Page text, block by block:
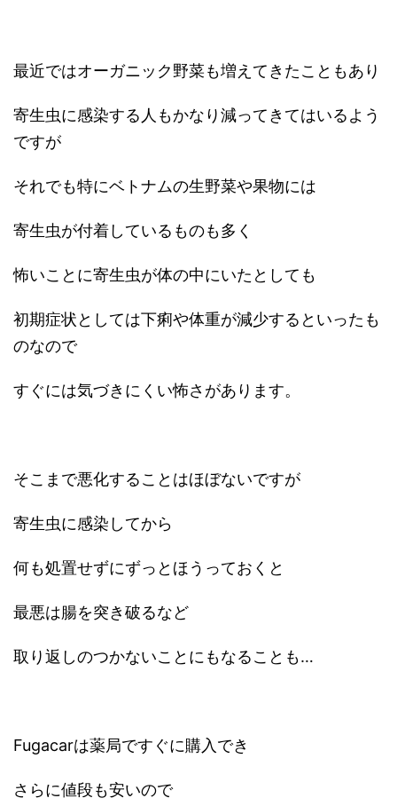
最近ではオーガニック野菜も増えてきたこともあり
寄生虫に感染する人もかなり減ってきてはいるよう
ですが
それでも特にベトナムの生野菜や果物には
寄生虫が付着しているものも多く
怖いことに寄生虫が体の中にいたとしても
初期症状としては下痢や体重が減少するといったも
のなので
すぐには気づきにくい怖さがあります。
そこまで悪化することはほぼないですが
寄生虫に感染してから
何も処置せずにずっとほうっておくと
最悪は腸を突き破るなど
取り返しのつかないことにもなることも…
Fugacarは薬局ですぐに購入でき
さらに値段も安いので